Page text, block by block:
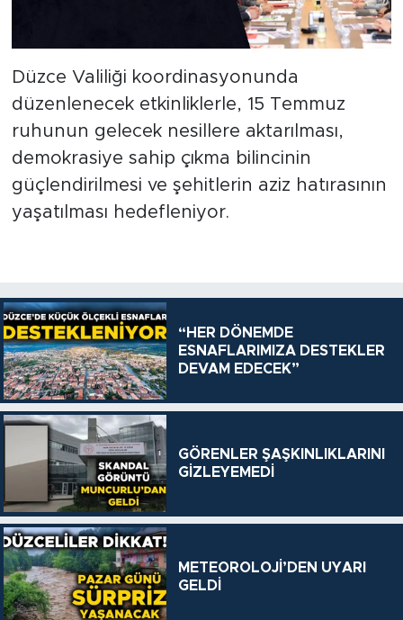
Düzce Valiliği koordinasyonunda
düzenlenecek etkinliklerle, 15 Temmuz
ruhunun gelecek nesillere aktarılması,
demokrasiye sahip çıkma bilincinin
güçlendirilmesi ve şehitlerin aziz hatırasının
yaşatılması hedefleniyor.
“HER DÖNEMDE
ESNAFLARIMIZA DESTEKLER
DEVAM EDECEK”
GÖRENLER ŞAŞKINLIKLARINI
GİZLEYEMEDİ
METEOROLOJİ’DEN UYARI
GELDİ